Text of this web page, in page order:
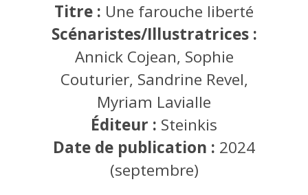
Titre : Une farouche liberté
Scénaristes/Illustratrices :
Annick Cojean, Sophie
Couturier, Sandrine Revel,
Myriam Lavialle
Éditeur : Steinkis
Date de publication : 2024
(septembre)